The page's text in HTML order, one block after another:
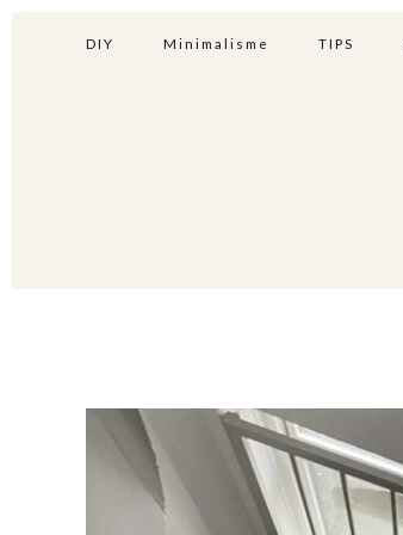
DIY Minimalisme TIPS